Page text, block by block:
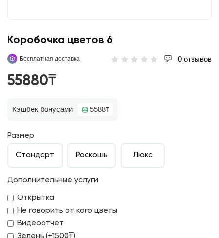
Коробочка цветов 6
Бесплатная доставка 0 отзывов
55880₸
Кэшбек бонусами 5588₸
Размер
Стандарт Роскошь Люкс
Дополнительные услуги
Открытка
Не говорить от кого цветы
Видеоотчет
Зелень (+1500₸)